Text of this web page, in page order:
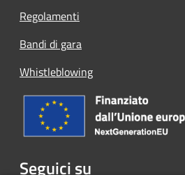
Regolamenti
Bandi di gara
Whistleblowing
Seguici su